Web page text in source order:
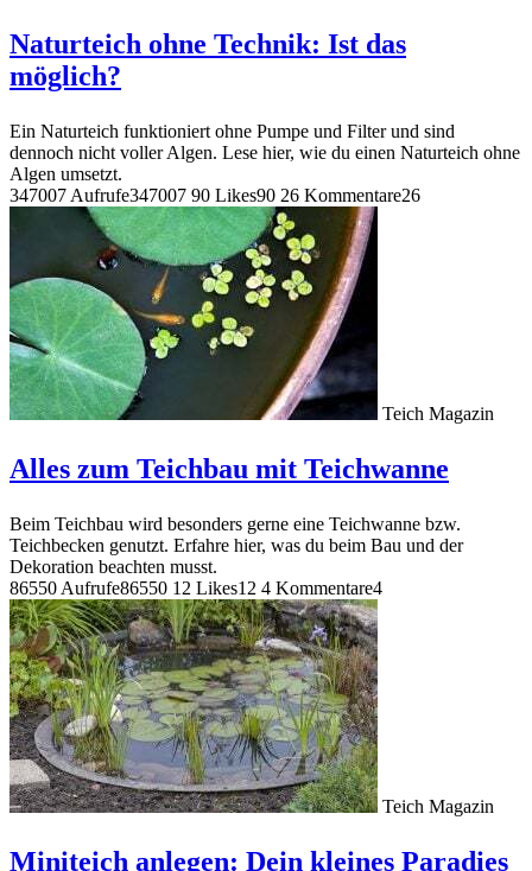
Naturteich ohne Technik: Ist das
möglich?
Ein Naturteich funktioniert ohne Pumpe und Filter und sind
dennoch nicht voller Algen. Lese hier, wie du einen Naturteich ohne
Algen umsetzt.
347007 Aufrufe347007 90 Likes90 26 Kommentare26
Teich Magazin
Alles zum Teichbau mit Teichwanne
Beim Teichbau wird besonders gerne eine Teichwanne bzw.
Teichbecken genutzt. Erfahre hier, was du beim Bau und der
Dekoration beachten musst.
86550 Aufrufe86550 12 Likes12 4 Kommentare4
Teich Magazin
Miniteich anlegen: Dein kleines Paradies